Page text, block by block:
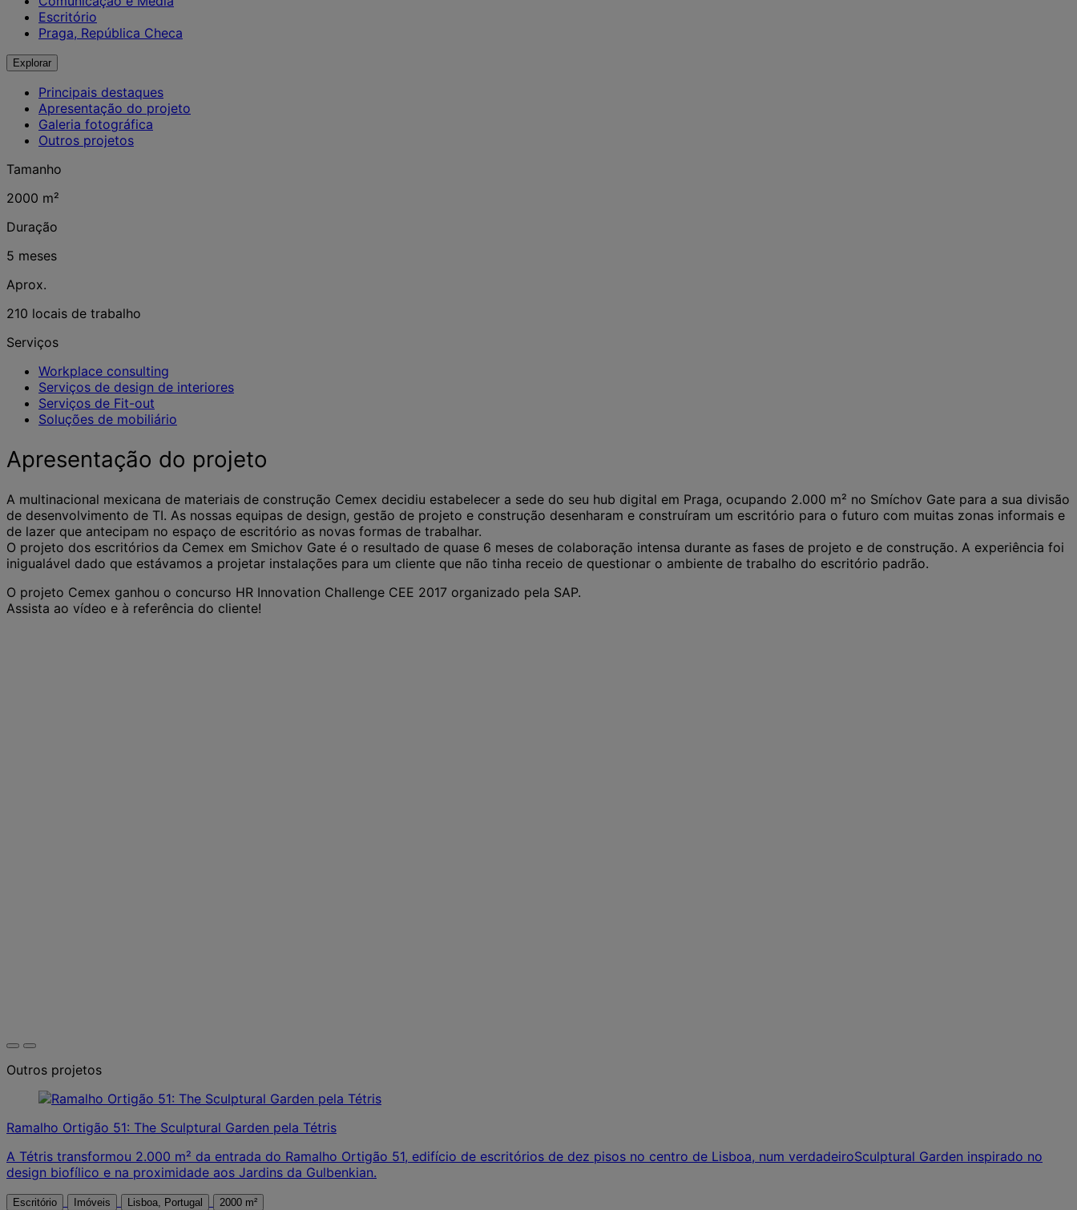
Escritório
Praga, República Checa
Explorar
Principais destaques
Apresentação do projeto
Galeria fotográfica
Outros projetos
Tamanho
2000 m²
Duração
5 meses
Aprox.
210 locais de trabalho
Serviços
Workplace consulting
Serviços de design de interiores
Serviços de Fit-out
Soluções de mobiliário
Apresentação do projeto
A multinacional mexicana de materiais de construção Cemex decidiu estabelecer a sede do seu hub digital em Praga, ocupando 2.000 m² no Smíchov Gate para a sua divisão
de desenvolvimento de TI. As nossas equipas de design, gestão de projeto e construção desenharam e construíram um escritório para o futuro com muitas zonas informais e
de lazer que antecipam no espaço de escritório as novas formas de trabalhar.
O projeto dos escritórios da Cemex em Smichov Gate é o resultado de quase 6 meses de colaboração intensa durante as fases de projeto e de construção. A experiência foi
inigualável dado que estávamos a projetar instalações para um cliente que não tinha receio de questionar o ambiente de trabalho do escritório padrão.
O projeto Cemex ganhou o concurso HR Innovation Challenge CEE 2017 organizado pela SAP.
Assista ao vídeo e à referência do cliente!
Outros projetos
Ramalho Ortigão 51: The Sculptural Garden pela Tétris
A Tétris transformou 2.000 m² da entrada do Ramalho Ortigão 51, edifício de escritórios de dez pisos no centro de Lisboa, num verdadeiroSculptural Garden inspirado no
design biofílico e na proximidade aos Jardins da Gulbenkian.
Escritório Imóveis Lisboa, Portugal 2000 m²